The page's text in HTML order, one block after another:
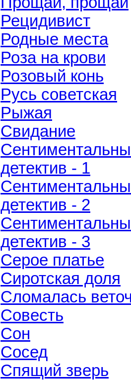
Рецидивист
Родные места
Роза на крови
Розовый конь
Русь советская
Рыжая
Свидание
детектив - 1
детектив - 2
детектив - 3
Серое платье
Сиротская доля
Сломалась
Совесть
Сон
Сосед
Спящий зверь